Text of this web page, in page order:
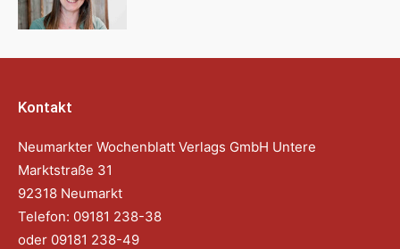
Kontakt
Neumarkter Wochenblatt Verlags GmbH Untere
Marktstraße 31
92318 Neumarkt
Telefon: 09181 238-38
oder 09181 238-49